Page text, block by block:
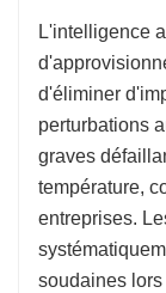
L'intelligence
d'éliminer
perturbations
graves
température,
entreprises.
soudaines